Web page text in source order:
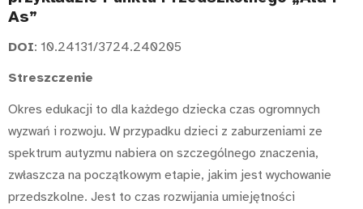
As”
DOI: 10.24131/3724.240205
Streszczenie
Okres edukacji to dla każdego dziecka czas ogromnych
wyzwań i rozwoju. W przypadku dzieci z zaburzeniami ze
spektrum autyzmu nabiera on szczególnego znaczenia,
zwłaszcza na początkowym etapie, jakim jest wychowanie
przedszkolne. Jest to czas rozwijania umiejętności